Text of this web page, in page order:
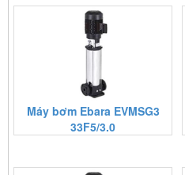
Máy bơm Ebara EVMSG3
33F5/3.0